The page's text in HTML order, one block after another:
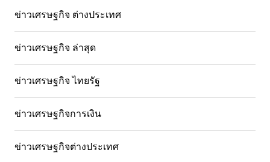
ข่าวเศรษฐกิจ ต่างประเทศ
ข่าวเศรษฐกิจ ล่าสุด
ข่าวเศรษฐกิจ ไทยรัฐ
ข่าวเศรษฐกิจการเงิน
ข่าวเศรษฐกิจต่างประเทศ